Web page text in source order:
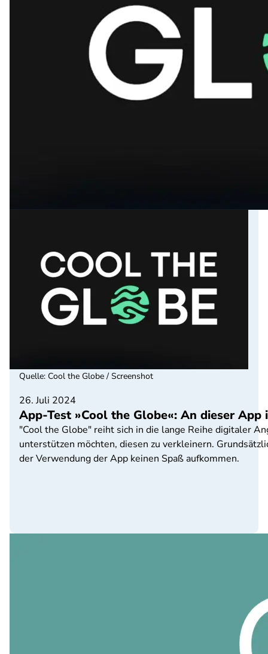
26. Juli 2024
App-Test »Cool the Globe«: An dieser
"Cool the Globe" reiht sich in die lange Reihe digitaler
unterstützen möchten, diesen zu verkleinern.
der Verwendung der App keinen Spaß aufkommen.
Quelle: Cool the Globe / Screenshot